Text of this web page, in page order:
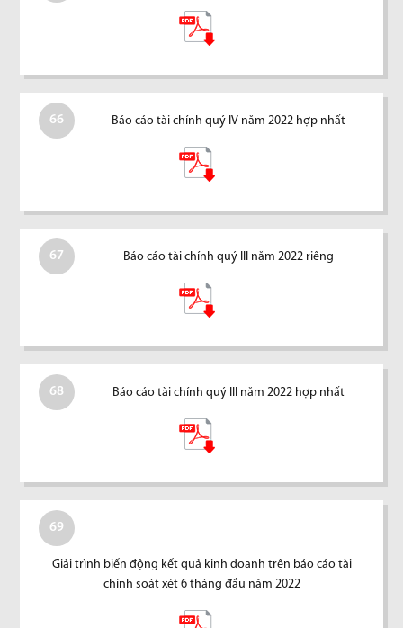
66 Báo cáo tài chính quý IV năm 2022 hợp nhất
67 Báo cáo tài chính quý III năm 2022 riêng
68 Báo cáo tài chính quý III năm 2022 hợp nhất
69
Giải trình biến động kết quả kinh doanh trên báo cáo tài
chính soát xét 6 tháng đầu năm 2022